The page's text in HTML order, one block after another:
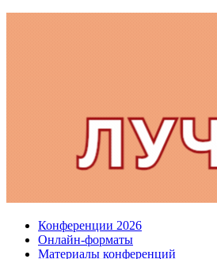
Конференции 2026
Онлайн-форматы
Материалы конференций